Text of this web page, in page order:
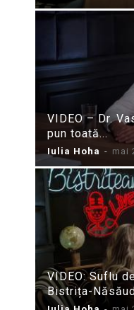
VIDEO – Dr.
pun toată...
Iulia Hoha - mai
VIDEO: Suflu
Bistrița-